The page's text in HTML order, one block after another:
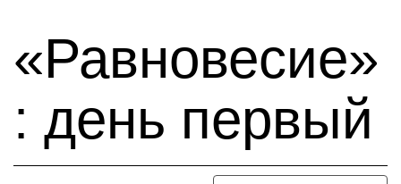
«Равновесие»
: день первый